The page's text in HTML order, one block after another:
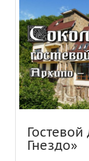
Гнездо»